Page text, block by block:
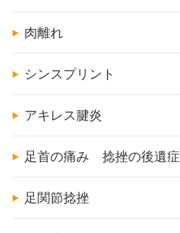
肉離れ
シンスプリント
アキレス腱炎
足首の痛み 捻挫の後遺症
足関節捻挫